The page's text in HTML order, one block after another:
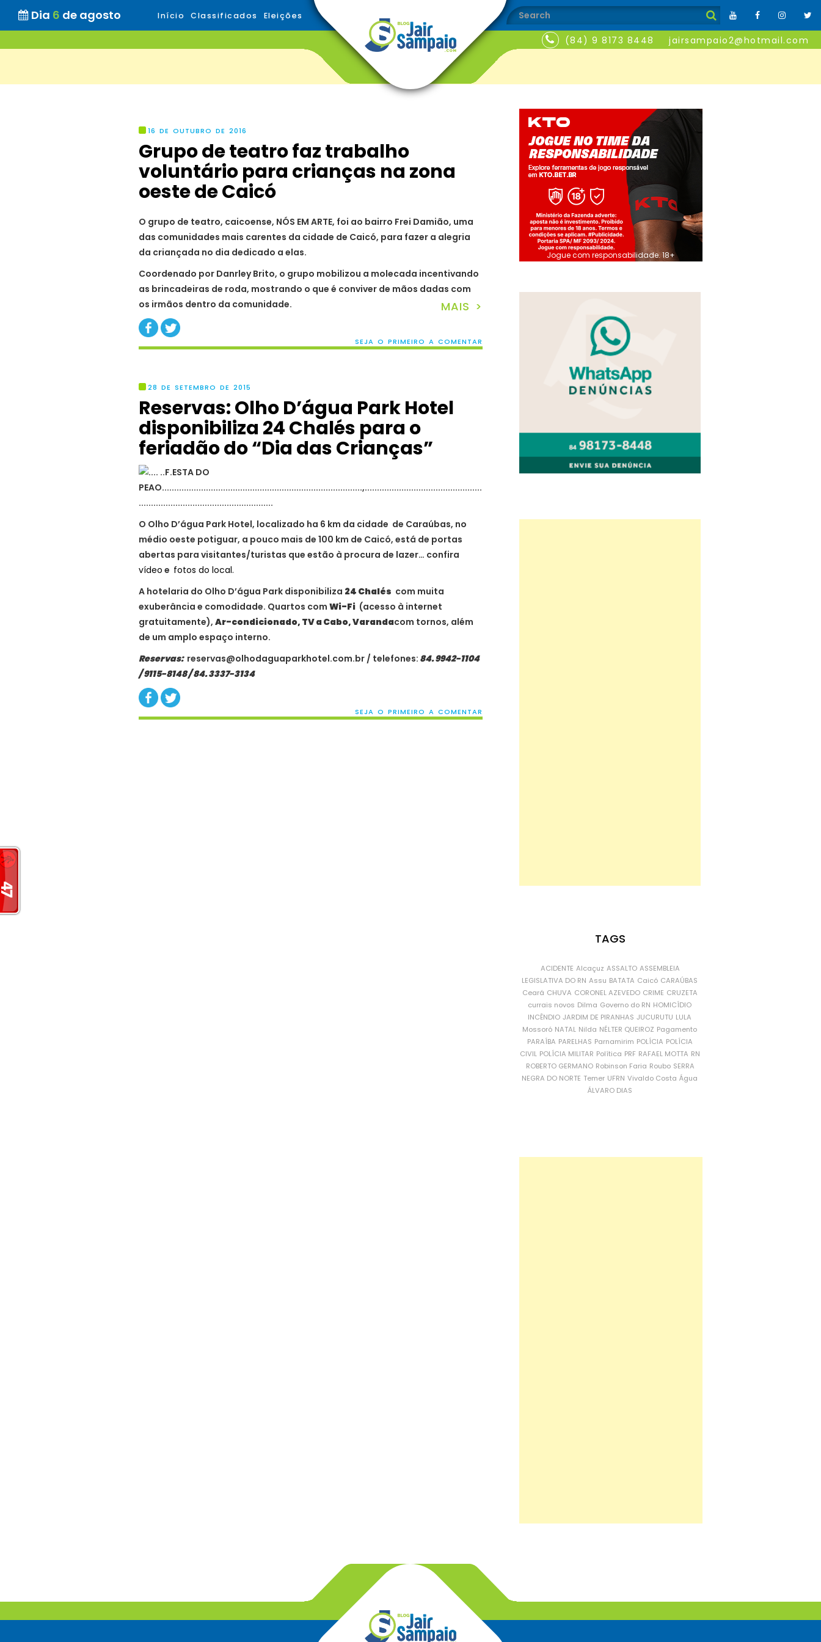
Dia 6 de agosto Início Classificados Eleições
(84) 9 8173 8448 jairsampaio2@hotmail.com
16 DE OUTUBRO DE 2016
Grupo de teatro faz trabalho
voluntário para crianças na zona
oeste de Caicó
O grupo de teatro, caicoense, NÓS EM ARTE, foi ao bairro Frei Damião, uma
das comunidades mais carentes da cidade de Caicó, para fazer a alegria
da criançada no dia dedicado a elas.
Coordenado por Danrley Brito, o grupo mobilizou a molecada incentivando
as brincadeiras de roda, mostrando o que é conviver de mãos dadas com
os irmãos dentro da comunidade.
MAIS >
SEJA O PRIMEIRO A COMENTAR
28 DE SETEMBRO DE 2015
Reservas: Olho D’água Park Hotel
disponibiliza 24 Chalés para o
feriadão do “Dia das Crianças”
O Olho D’água Park Hotel, localizado ha 6 km da cidade de Caraúbas, no
médio oeste potiguar, a pouco mais de 100 km de Caicó, está de portas
abertas para visitantes/turistas que estão à procura de lazer… confira
vídeo e fotos do local.
A hotelaria do Olho D’água Park disponibiliza 24 Chalés com muita
exuberância e comodidade. Quartos com Wi-Fi (acesso à internet
gratuitamente), Ar-condicionado, TV a Cabo, Varandacom tornos, além
de um amplo espaço interno.
Reservas: reservas@olhodaguaparkhotel.com.br / telefones: 84. 9942-1104
/ 9115-8148 / 84. 3337-3134
SEJA O PRIMEIRO A COMENTAR
Jogue com responsabilidade. 18+
TAGS
ACIDENTE Alcaçuz ASSALTO ASSEMBLEIA
LEGISLATIVA DO RN Assu BATATA Caicó CARAÚBAS
Ceará CHUVA CORONEL AZEVEDO CRIME CRUZETA
currais novos Dilma Governo do RN HOMICÍDIO
INCÊNDIO JARDIM DE PIRANHAS JUCURUTU LULA
Mossoró NATAL Nilda NÉLTER QUEIROZ Pagamento
PARAÍBA PARELHAS Parnamirim POLÍCIA POLÍCIA
CIVIL POLÍCIA MILITAR Política PRF RAFAEL MOTTA RN
ROBERTO GERMANO Robinson Faria Roubo SERRA
NEGRA DO NORTE Temer UFRN Vivaldo Costa Água
ÁLVARO DIAS